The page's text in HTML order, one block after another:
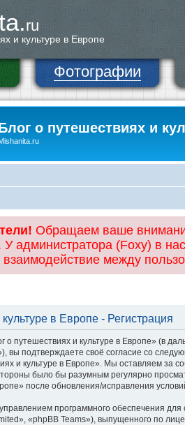
ru
и культуре в Европе
Фотографии
о путешествиях и
Обращаем ваше
администратора (Foxy) в
между
в Европе - Регистрация
путешествиях и культуре в Европе» (в
вы подтверждаете своё согласие со
и культуре в Европе». Мы оставляем за
было бы разумным регулярно
после обновления/исправления
программного обеспечения
«phpBB Teams»), выпущенного по